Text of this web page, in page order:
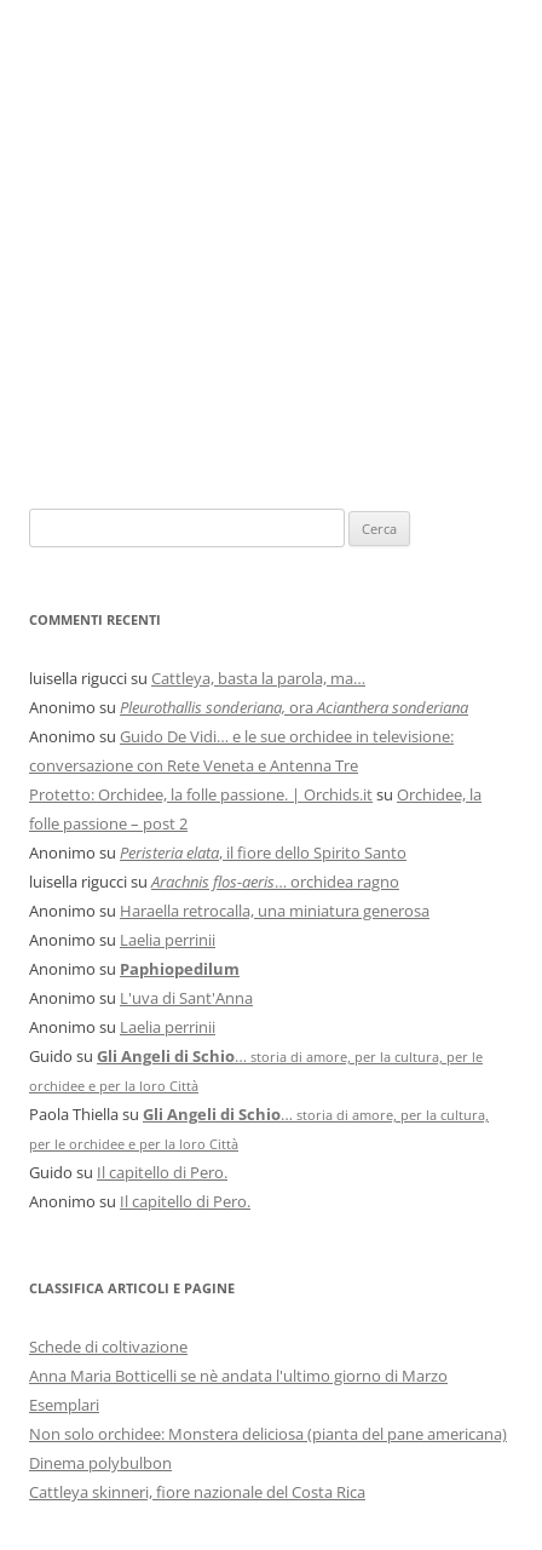
COMMENTI RECENTI
luisella riguccisu Cattleya, basta la parola, ma…
Anonimo su Pleurothallis sonderiana, ora Acianthera sonderiana
Anonimo su Guido De Vidi… e le sue orchidee in televisione:
conversazione con Rete Veneta e Antenna Tre
Protetto: Orchidee, la folle passione. | Orchids.itsu Orchidee, la
folle passione – post 2
Anonimo su Peristeria elata, il fiore dello Spirito Santo
luisella riguccisu Arachnis flos-aeris… orchidea ragno
Anonimo su Haraella retrocalla, una miniatura generosa
Anonimo su Laelia perrinii
Anonimo su Paphiopedilum
Anonimo su L'uva di Sant'Anna
Anonimo su Laelia perrinii
Guido su Gli Angeli di Schio… storia di amore, per la cultura, per le
orchidee e per la loro Città
Paola Thiellasu Gli Angeli di Schio… storia di amore, per la cultura,
per le orchidee e per la loro Città
Guido su Il capitello di Pero.
Anonimo su Il capitello di Pero.
CLASSIFICA ARTICOLI E PAGINE
Schede di coltivazione
Anna Maria Botticelli se nè andata l'ultimo giorno di Marzo
Esemplari
Non solo orchidee: Monstera deliciosa (pianta del pane americana)
Dinema polybulbon
Cattleya skinneri, fiore nazionale del Costa Rica